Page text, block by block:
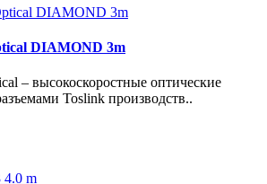
DIAMOND 3m
– высокоскоростные оптические
Toslink производств..